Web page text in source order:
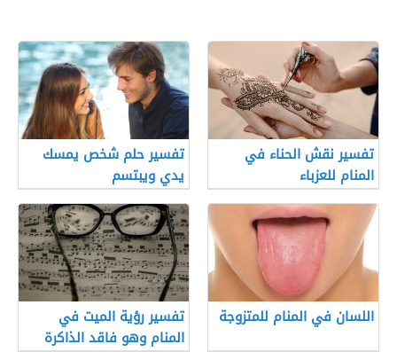
تفسير نقش الحناء في
المنام للعزباء
تفسير حلم شخص يمسك
يدي ويبتسم
اللسان في المنام للمتزوجة
تفسير رؤية الميت في
المنام وهو فاقد الذاكرة